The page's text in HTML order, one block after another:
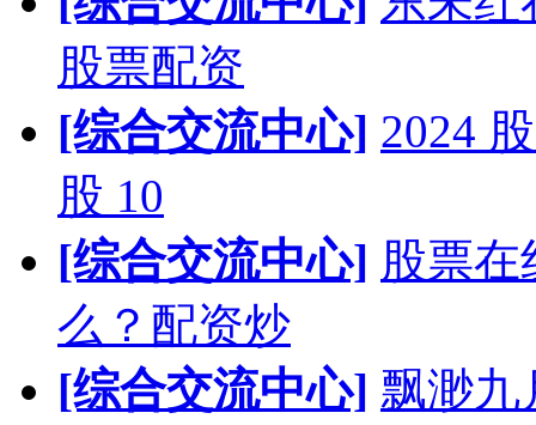
股票配资
[综合交流中心] 2024
股 10
[综合交流中心] 股票
么？配资炒
[综合交流中心] 飘渺九